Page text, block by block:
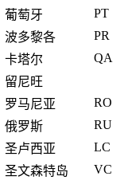
葡萄牙 PT
波多黎各 PR
卡塔尔 QA
留尼旺
罗马尼亚 RO
俄罗斯 RU
圣卢西亚 LC
圣文森特岛 VC